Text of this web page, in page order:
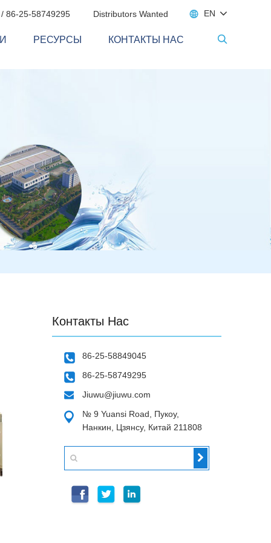
 EN
86-25-58749295 Distributors Wanted

РЕСУРСЫ КОНТАКТЫ НАС
Контакты Нас
86-25-58849045
86-25-58749295
Jiuwu@jiuwu.com
№ 9 Yuansi Road, Пукоу,
Нанкин, Цзянсу, Китай 211808